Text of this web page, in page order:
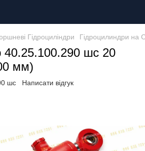
Гідроциліндри Гідроцилиндри на
40.25.100.290 шс 20
мм)
шс Написати відгук